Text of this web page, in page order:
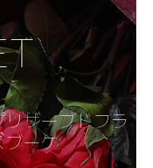
ザーブドフラ
ブーケ